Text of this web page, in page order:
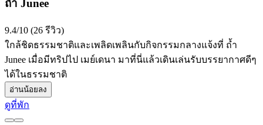
ถ้ำ Junee
9.4/10 (26 รีวิว)
ใกล้ชิดธรรมชาติและเพลิดเพลินกับกิจกรรมกลางแจ้งที่ ถ้ำ
Junee เมื่อมีทริปไป เมย์เดนา มาที่นี่แล้วเดินเล่นรับบรรยากาศดีๆ
ได้ในธรรมชาติ
อ่านน้อยลง
ดูที่พัก